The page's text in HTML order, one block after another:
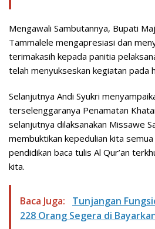
Mengawali Sambutannya, Bupati
Tammalele mengapresiasi dan
terimakasih kepada panitia
telah menyukseskan kegiatan pada
Selanjutnya Andi Syukri
terselenggaranya Penamatan
selanjutnya dilaksanakan Missawe
membuktikan kepedulian kita
pendidikan baca tulis Al Qur’an
kita.
Baca Juga:
Tunjangan
228 Orang Segera di